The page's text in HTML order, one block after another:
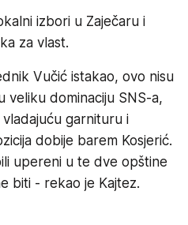
izbori u Zaječaru i
za vlast.
Vučić istakao, ovo nisu
veliku dominaciju SNS-a,
garnituru i
dobije barem Kosjerić.
upereni u te dve opštine
biti - rekao je Kajtez.